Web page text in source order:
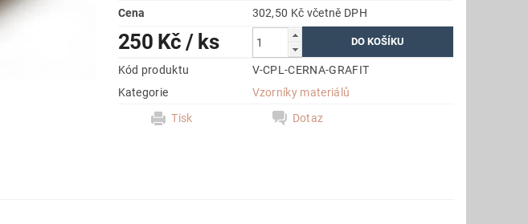
Cena
302,50 Kč včetně DPH
250 Kč/ ks
Kód produktu
V-CPL-CERNA-GRAFIT
Kategorie
Vzorníky materiálů
Tisk
Dotaz